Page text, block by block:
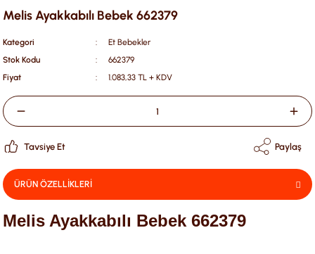
Melis Ayakkabılı Bebek 662379
Kategori
Et Bebekler
Stok Kodu
662379
Fiyat
1.083,33 TL + KDV
Tavsiye Et Paylaş
ÜRÜN ÖZELLİKLERİ
Melis Ayakkabılı Bebek 662379